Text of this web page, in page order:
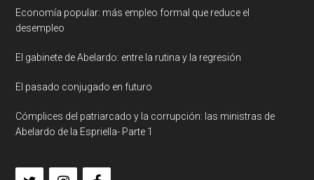
Economía popular: más empleo formal que reduce el
desempleo
El gabinete de Abelardo: entre la rutina y la regresión
El pasado conjugado en futuro
Cómplices del patriarcado y la corrupción: las ministras de
Abelardo de la Espriella- Parte 1